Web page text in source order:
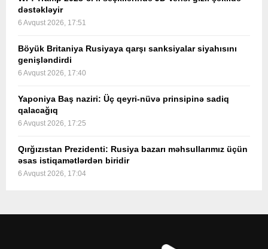
dəstəkləyir
6 Avqust 2026, 17:51
Böyük Britaniya Rusiyaya qarşı sanksiyalar siyahısını
genişləndirdi
6 Avqust 2026, 17:40
Yaponiya Baş naziri: Üç qeyri-nüvə prinsipinə sadiq
qalacağıq
6 Avqust 2026, 17:25
Qırğızıstan Prezidenti: Rusiya bazarı məhsullarımız üçün
əsas istiqamətlərdən biridir
6 Avqust 2026, 17:04